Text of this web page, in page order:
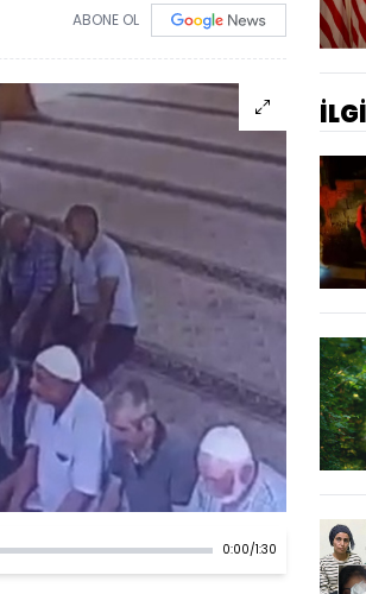
ABONE OL
0:00/1:30